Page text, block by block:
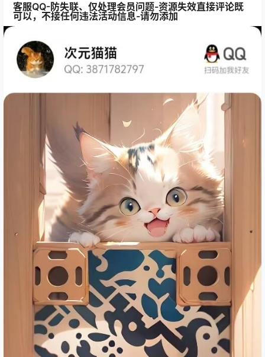
客服QQ-防失联、仅处理会员问题-资源失效直接评论既
可以，不接任何违法活动信息-请勿添加